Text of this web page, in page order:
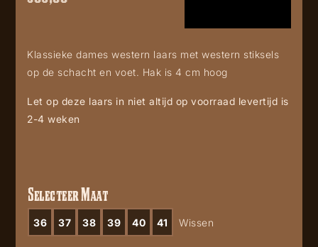
Klassieke dames western laars met western stiksels
op de schacht en voet. Hak is 4 cm hoog
Let op deze laars in niet altijd op voorraad levertijd is
2-4 weken
Selecteer Maat
36 37 38 39 40 41 Wissen